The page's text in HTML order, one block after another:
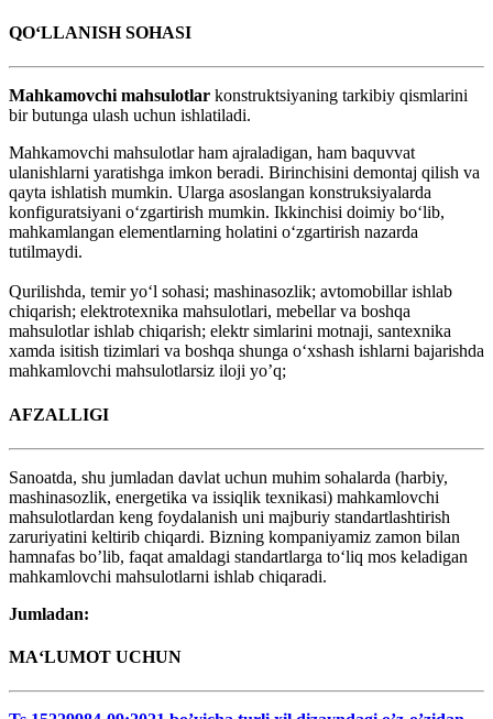
QO‘LLANISH SOHASI
Mahkamovchi mahsulotlar konstruktsiyaning tarkibiy qismlarini
bir butunga ulash uchun ishlatiladi.
Mahkamovchi mahsulotlar ham ajraladigan, ham baquvvat
ulanishlarni yaratishga imkon beradi. Birinchisini demontaj qilish va
qayta ishlatish mumkin. Ularga asoslangan konstruksiyalarda
konfiguratsiyani o‘zgartirish mumkin. Ikkinchisi doimiy bo‘lib,
mahkamlangan elementlarning holatini o‘zgartirish nazarda
tutilmaydi.
Qurilishda, temir yo‘l sohasi; mashinasozlik; avtomobillar ishlab
chiqarish; elektrotexnika mahsulotlari, mebellar va boshqa
mahsulotlar ishlab chiqarish; еlektr simlarini motnaji, santexnika
xamda isitish tizimlari va boshqa shunga o‘xshash ishlarni bajarishda
mahkamlovchi mahsulotlarsiz iloji yo’q;
АFZАLLIGI
Sanoatda, shu jumladan davlat uchun muhim sohalarda (harbiy,
mashinasozlik, energetika va issiqlik texnikasi) mahkamlovchi
mahsulotlardan keng foydalanish uni majburiy standartlashtirish
zaruriyatini keltirib chiqardi. Bizning kompaniyamiz zamon bilan
hamnafas bo’lib, faqat amaldagi standartlarga to‘liq mos keladigan
mahkamlovchi mahsulotlarni ishlab chiqaradi.
Jumladan:
MА‘LUMOT UCHUN